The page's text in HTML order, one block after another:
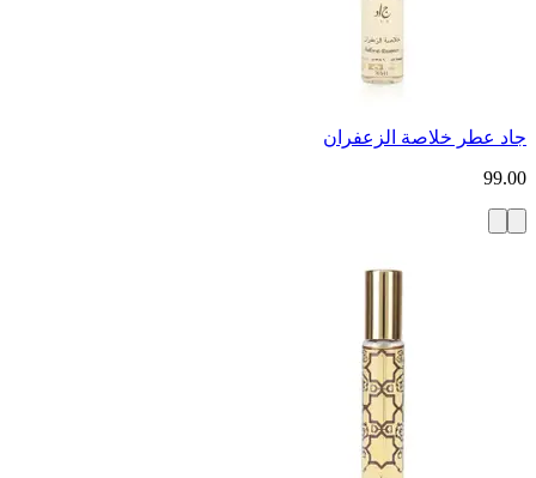
جاد عطر خلاصة الزعفران
99.00